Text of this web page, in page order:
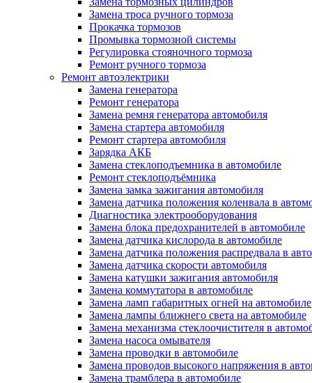
Замена троса ручного тормоза
Прокачка тормозов
Промывка тормозной системы
Регулировка стояночного тормоза
Ремонт ручного тормоза
Ремонт автоэлектрики
Замена генератора
Ремонт генератора
Замена ремня генератора автомобиля
Замена стартера автомобиля
Ремонт стартера автомобиля
Зарядка АКБ
Замена стеклоподъемника в автомобиле
Ремонт стеклоподъёмника
Замена замка зажигания автомобиля
Замена датчика положения коленвала в
Диагностика электрооборудования
Замена блока предохранителей в автомобиле
Замена датчика кислорода в автомобиле
Замена датчика положения распредвала в
Замена датчика скорости автомобиля
Замена катушки зажигания автомобиля
Замена коммутатора в автомобиле
Замена ламп габаритных огней на автомобиле
Замена лампы ближнего света на автомобиле
Замена механизма стеклоочистителя в
Замена насоса омывателя
Замена проводки в автомобиле
Замена проводов высокого напряжения в
Замена трамблера в автомобиле